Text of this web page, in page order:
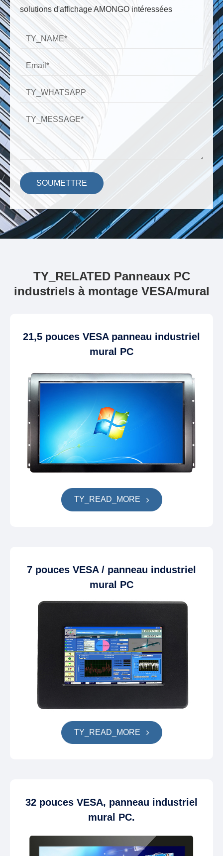
solutions d'affichage AMONGO intéressées
SOUMETTRE
TY_RELATED Panneaux PC
industriels à montage VESA/mural
21,5 pouces VESA panneau industriel
mural PC
TY_READ_MORE
7 pouces VESA / panneau industriel
mural PC
TY_READ_MORE
32 pouces VESA, panneau industriel
mural PC.